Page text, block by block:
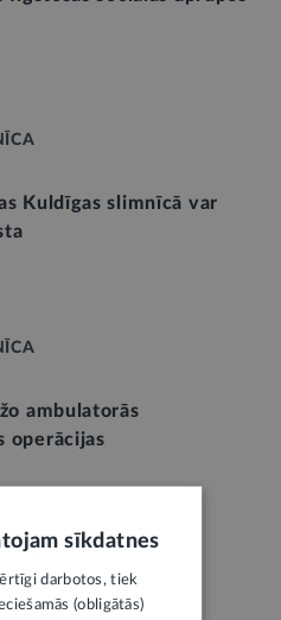
Kuldīgas slimnīcā var
ambulatorās
operācijas
sīkdatnes
darbotos, tiek
(obligātās)